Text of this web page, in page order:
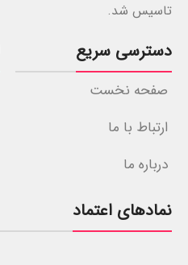
تاسیس شد.
دسترسی سریع
صفحه نخست
ارتباط با ما
درباره ما
نمادهای اعتماد